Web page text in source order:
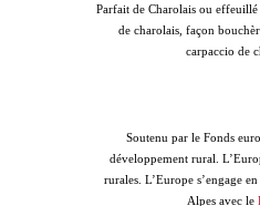
Parfait de Charolais ou effeuillé
de charolais, façon
carpaccio de
Soutenu par le Fonds
développement rural.
rurales. L’Europe s’engage
Alpes avec le